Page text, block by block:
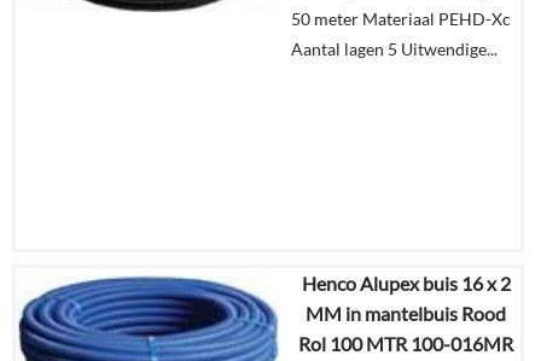
50 meter Materiaal PEHD-Xc
Aantal lagen 5 Uitwendige...
€771,98
€350,78
Henco Alupex buis 16 x 2
MM in mantelbuis Rood
Rol 100 MTR 100-016MR